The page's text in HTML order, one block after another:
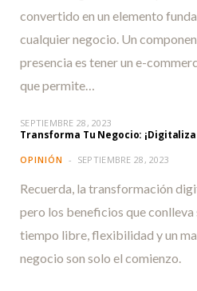
convertido en un elemento
cualquier negocio. Un
presencia es tener un e-
que permite…
SEPTIEMBRE 28, 2023
Transforma Tu Negocio:
OPINIÓN SEPTIEMBRE 28, 2023
Recuerda, la transformación
pero los beneficios que
tiempo libre, flexibilidad y un
negocio son solo el comienzo.